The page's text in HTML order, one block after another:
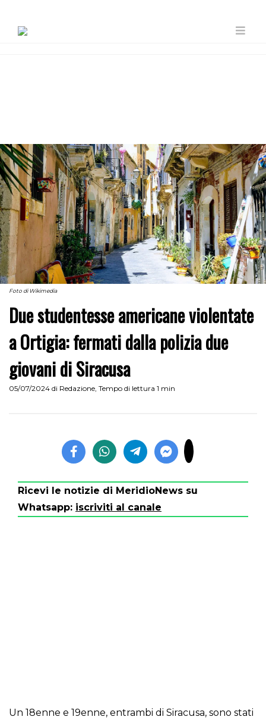
Foto di Wikimedia
Due studentesse americane violentate
a Ortigia: fermati dalla polizia due
giovani di Siracusa
05/07/2024 di Redazione, Tempo di lettura 1 min
Ricevi le notizie di MeridioNews su
Whatsapp: iscriviti al canale
Un 18enne e 19enne, entrambi di Siracusa, sono stati